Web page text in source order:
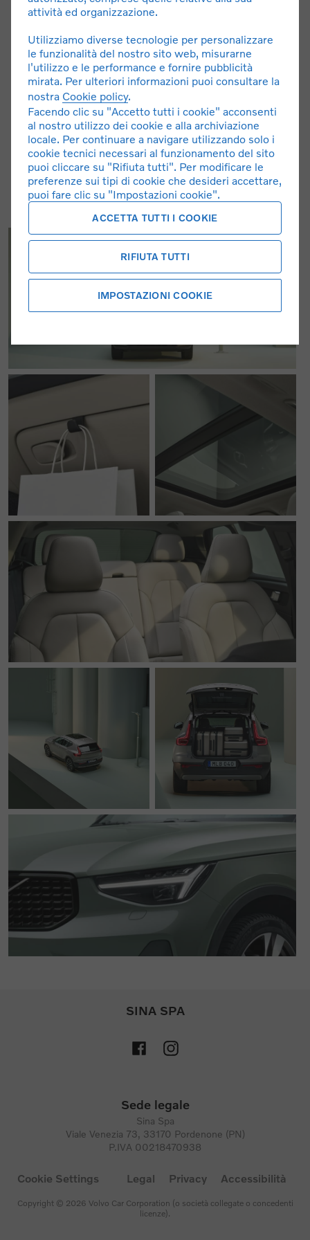
da diversi fattori quali: stile di guida, tipologia di percorso,
influiscono sul peso della vettura, montaggio di ruote
diverse da quelle di serie. Presso ogni concessionario è
disponibile gratuitamente la guida che riporta i dati di
emissioni CO₂ dei singoli modelli redatta annualmente dal
Ministero delle Imprese e del Made in Italy. Le immagini
dell’auto sono puramente indicative.
SINA SPA
Sede legale
Sina Spa
Viale Venezia 73, 33170 Pordenone (PN)
P.IVA 00218470938
Cookie Settings Legal Privacy Accessibilità
Copyright © 2026 Volvo Car Corporation (o società collegate o concedenti
licenze).
attività ed organizzazione.
Utilizziamo diverse tecnologie per personalizzare
le funzionalità del nostro sito web, misurarne
l'utilizzo e le performance e fornire pubblicità
mirata. Per ulteriori informazioni puoi consultare la
nostra Cookie policy.
Facendo clic su "Accetto tutti i cookie" acconsenti
al nostro utilizzo dei cookie e alla archiviazione
locale. Per continuare a navigare utilizzando solo i
cookie tecnici necessari al funzionamento del sito
puoi cliccare su "Rifiuta tutti". Per modificare le
preferenze sui tipi di cookie che desideri accettare,
puoi fare clic su "Impostazioni cookie".
ACCETTA TUTTI I COOKIE
RIFIUTA TUTTI
IMPOSTAZIONI COOKIE